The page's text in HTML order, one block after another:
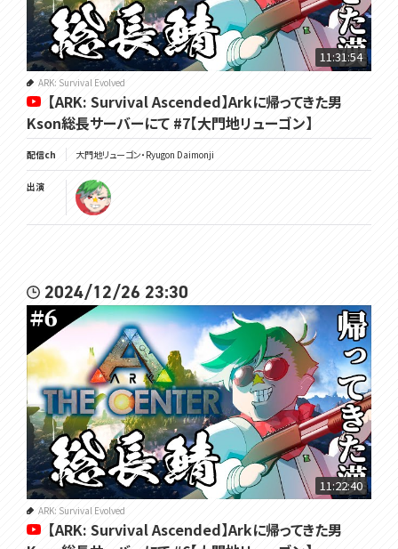
11:31:54
ARK: Survival Evolved
【ARK: Survival Ascended】Arkに帰ってきた男
Kson総長サーバーにて #7【大門地リューゴン】
配信ch 大門地リューゴン・Ryugon Daimonji
出演
2024/12/26 23:30
11:22:40
ARK: Survival Evolved
【ARK: Survival Ascended】Arkに帰ってきた男